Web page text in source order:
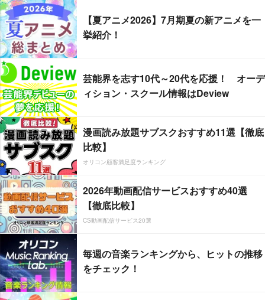
【夏アニメ2026】7月期夏の新アニメを一
挙紹介！
芸能界を志す10代～20代を応援！ オーデ
ィション・スクール情報はDeview
漫画読み放題サブスクおすすめ11選【徹底
比較】
オリコン顧客満足度ランキング
2026年動画配信サービスおすすめ40選
【徹底比較】
CS動画配信サービス20選
毎週の音楽ランキングから、ヒットの推移
をチェック！